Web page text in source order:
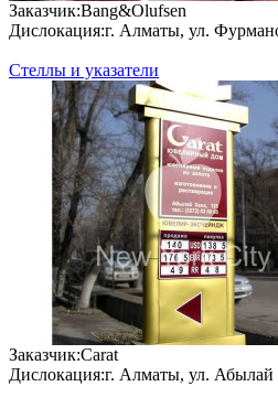
За­каз­чик:Bang&Olufsen
Дис­ло­кация:г. Алматы, ул.
Стеллы и указатели
За­каз­чик:Carat
Дис­ло­кация:г. Алматы, ул. Абылай